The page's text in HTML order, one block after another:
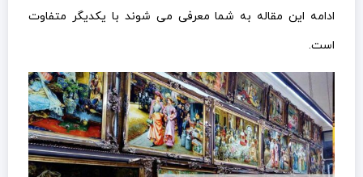
ادامه این مقاله به شما معرفی می شوند با یکدیگر متفاوت
است.